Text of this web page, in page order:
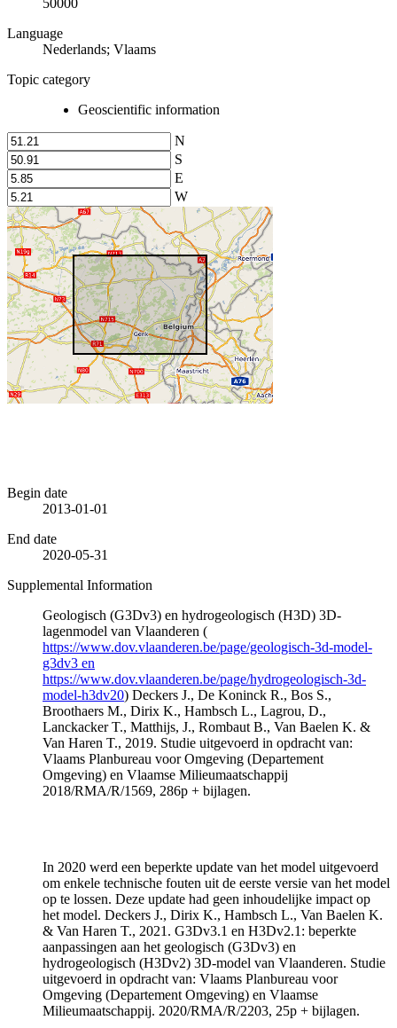
Language
Nederlands; Vlaams
Topic category
Geoscientific information
N
S
E
W
Begin date
2013-01-01
End date
2020-05-31
Supplemental Information
Geologisch (G3Dv3) en hydrogeologisch (H3D) 3D-
lagenmodel van Vlaanderen (
https://www.dov.vlaanderen.be/page/geologisch-3d-model-
g3dv3 en
https://www.dov.vlaanderen.be/page/hydrogeologisch-3d-
model-h3dv20) Deckers J., De Koninck R., Bos S.,
Broothaers M., Dirix K., Hambsch L., Lagrou, D.,
Lanckacker T., Matthijs, J., Rombaut B., Van Baelen K. &
Van Haren T., 2019. Studie uitgevoerd in opdracht van:
Vlaams Planbureau voor Omgeving (Departement
Omgeving) en Vlaamse Milieumaatschappij
2018/RMA/R/1569, 286p + bijlagen.
In 2020 werd een beperkte update van het model uitgevoerd
om enkele technische fouten uit de eerste versie van het model
op te lossen. Deze update had geen inhoudelijke impact op
het model. Deckers J., Dirix K., Hambsch L., Van Baelen K.
& Van Haren T., 2021. G3Dv3.1 en H3Dv2.1: beperkte
aanpassingen aan het geologisch (G3Dv3) en
hydrogeologisch (H3Dv2) 3D-model van Vlaanderen. Studie
uitgevoerd in opdracht van: Vlaams Planbureau voor
Omgeving (Departement Omgeving) en Vlaamse
Milieumaatschappij. 2020/RMA/R/2203, 25p + bijlagen.